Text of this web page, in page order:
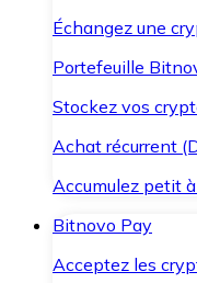
Échangez une
Portefeuille
Stockez vos
Achat récurrent
Accumulez petit
Bitnovo Pay
Acceptez les